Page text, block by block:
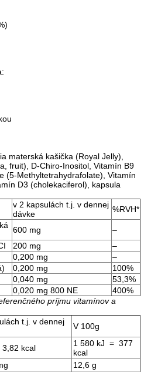
materská kašička (Royal Jelly),
fruit), D-Chiro-Inositol, Vitamín B9
(5-Methyltetrahydrafolate), Vitamín
D3 (cholekaciferol), kapsula
v 2 kapsulách t.j. v dennej
dávke
%RVH*
600 mg
–
200 mg
–
0,200 mg
–
0,200 mg
100%
0,040 mg
53,3%
0,020 mg 800 NE
400%
príjmu vitamínov a
t.j. v dennej
V 100g
kcal
1 580 kJ = 377
kcal
12,6 g